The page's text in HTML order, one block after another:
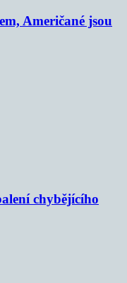
Američané jsou
chybějícího